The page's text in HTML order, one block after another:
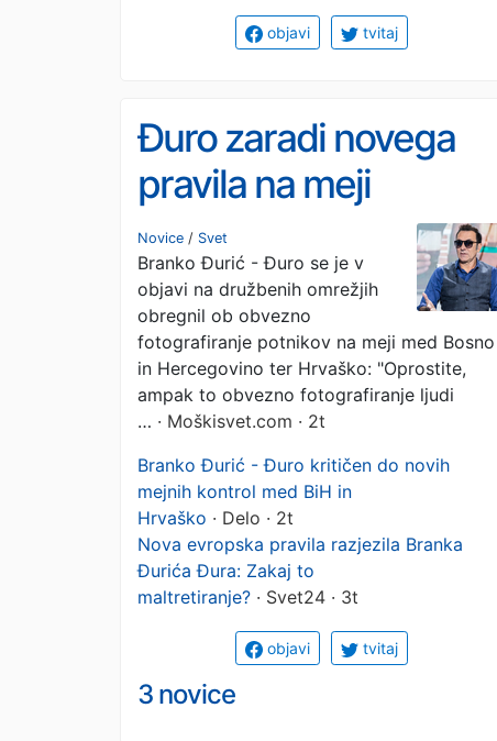
objavi tvitaj
Đuro zaradi novega
pravila na meji
ogorčen: To je
ponižujoče!
Novice / Svet
Branko Đurić - Đuro se je v
objavi na družbenih omrežjih
obregnil ob obvezno
fotografiranje potnikov na meji med Bosno
in Hercegovino ter Hrvaško: "Oprostite,
ampak to obvezno fotografiranje ljudi
… · Moškisvet.com · 2t
Branko Đurić - Đuro kritičen do novih
mejnih kontrol med BiH in
Hrvaško · Delo · 2t
Nova evropska pravila razjezila Branka
Đurića Đura: Zakaj to
maltretiranje? · Svet24 · 3t
objavi tvitaj
3 novice